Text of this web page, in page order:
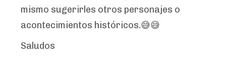
mismo sugerirles otros personajes o
acontecimientos históricos.😅😅
Saludos